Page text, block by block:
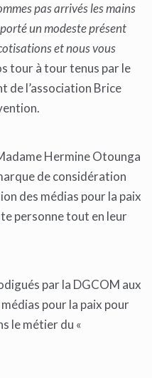
pas arrivés les mains
un modeste présent
et nous vous
tour à tour tenus par le
de l’association Brice
Hermine Otounga
de considération
des médias pour la paix
personne tout en leur
par la DGCOM aux
pour la paix pour
le métier du «